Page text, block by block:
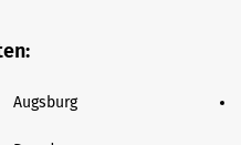
Augsburg